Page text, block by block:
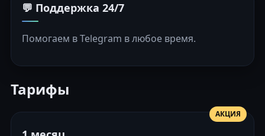
💬 Поддержка 24/7
Помогаем в Telegram в любое время.
Тарифы
АКЦИЯ